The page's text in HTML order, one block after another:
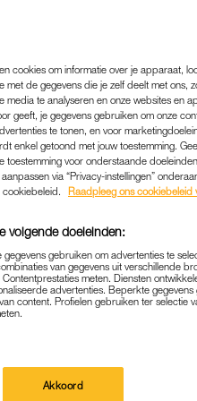
TWEE
DE RECHTER
jaar gevangenisstraf,
cookies om informatie over je apparaat,
de gegevens die je zelf deelt met ons,
te analyseren en onze websites en
geeft, je gegevens gebruiken om onze
te tonen, en voor
enkel getoond met jouw toestemming.
voor onderstaande
via “Privacy-instellingen”
Raadpleeg ons cookiebeleid
volgende doeleinden:
gebruiken om advertenties te
van gegevens uit verschillende
meten. Diensten
advertenties. Beperkte
content. Profielen gebruiken ter selectie
Akkoord